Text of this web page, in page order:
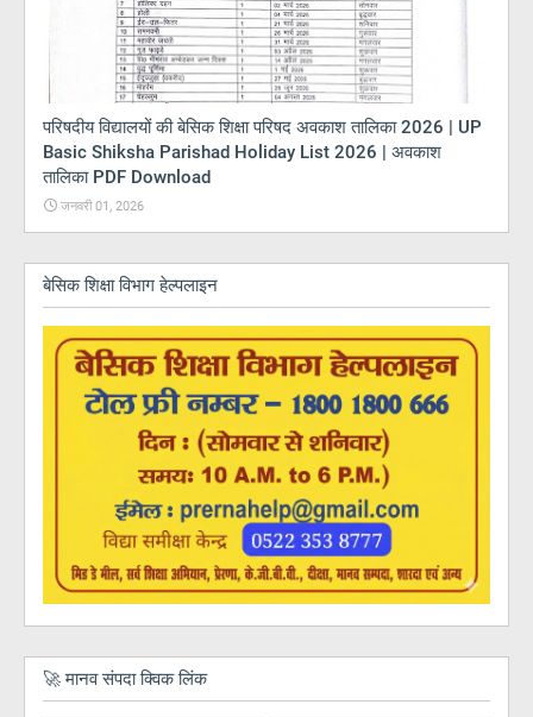
परिषदीय विद्यालयों की बेसिक शिक्षा परिषद अवकाश तालिका 2026 | UP
Basic Shiksha Parishad Holiday List 2026 | अवकाश
तालिका PDF Download
जनवरी 01, 2026
बेसिक शिक्षा विभाग हेल्पलाइन
🚀 मानव संपदा क्विक लिंक